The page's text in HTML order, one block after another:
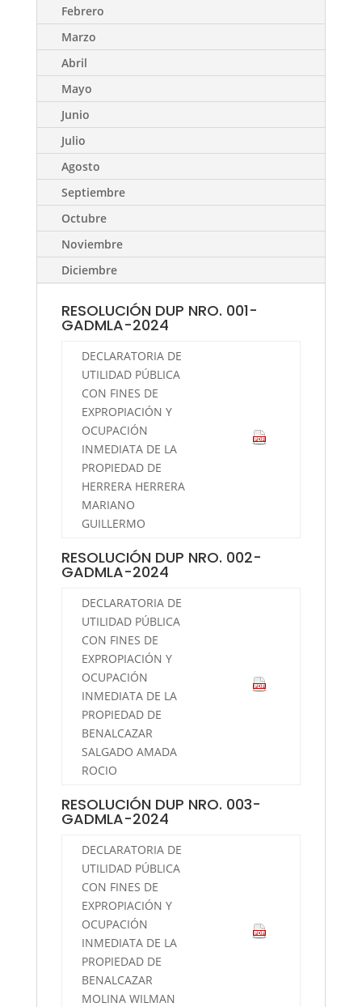
Febrero
Marzo
Abril
Mayo
Junio
Julio
Agosto
Septiembre
Octubre
Noviembre
Diciembre
RESOLUCIÓN DUP NRO. 001-
GADMLA-2024
DECLARATORIA DE
UTILIDAD PÚBLICA
CON FINES DE
EXPROPIACIÓN Y
OCUPACIÓN
INMEDIATA DE LA
PROPIEDAD DE
HERRERA HERRERA
MARIANO
GUILLERMO
RESOLUCIÓN DUP NRO. 002-
GADMLA-2024
DECLARATORIA DE
UTILIDAD PÚBLICA
CON FINES DE
EXPROPIACIÓN Y
OCUPACIÓN
INMEDIATA DE LA
PROPIEDAD DE
BENALCAZAR
SALGADO AMADA
ROCIO
RESOLUCIÓN DUP NRO. 003-
GADMLA-2024
DECLARATORIA DE
UTILIDAD PÚBLICA
CON FINES DE
EXPROPIACIÓN Y
OCUPACIÓN
INMEDIATA DE LA
PROPIEDAD DE
BENALCAZAR
MOLINA WILMAN